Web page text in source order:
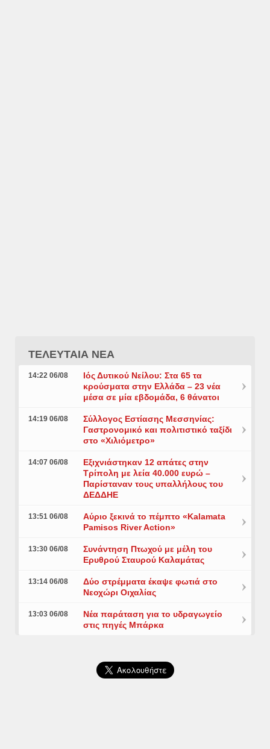
ΤΕΛΕΥΤΑΙΑ ΝΕΑ
14:22 06/08
Ιός Δυτικού Νείλου: Στα 65 τα
κρούσματα στην Ελλάδα – 23 νέα
μέσα σε μία εβδομάδα, 6 θάνατοι
14:19 06/08
Σύλλογος Εστίασης Μεσσηνίας:
Γαστρονομικό και πολιτιστικό ταξίδι
στο «Χιλιόμετρο»
14:07 06/08
Εξιχνιάστηκαν 12 απάτες στην
Τρίπολη με λεία 40.000 ευρώ –
Παρίσταναν τους υπαλλήλους του
ΔΕΔΔΗΕ
13:51 06/08
Αύριο ξεκινά το πέμπτο «Kalamata
Pamisos River Action»
13:30 06/08
Συνάντηση Πτωχού με μέλη του
Ερυθρού Σταυρού Καλαμάτας
13:14 06/08
Δύο στρέμματα έκαψε φωτιά στο
Νεοχώρι Οιχαλίας
13:03 06/08
Νέα παράταση για το υδραγωγείο
στις πηγές Μπάρκα